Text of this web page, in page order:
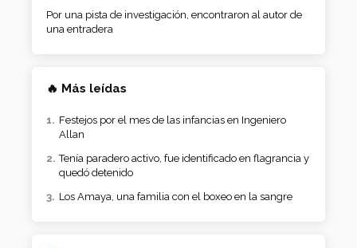
Por una pista de investigación, encontraron al autor de
una entradera
🔥 Más leídas
Festejos por el mes de las infancias en Ingeniero
Allan
Tenía paradero activo, fue identificado en flagrancia y
quedó detenido
Los Amaya, una familia con el boxeo en la sangre